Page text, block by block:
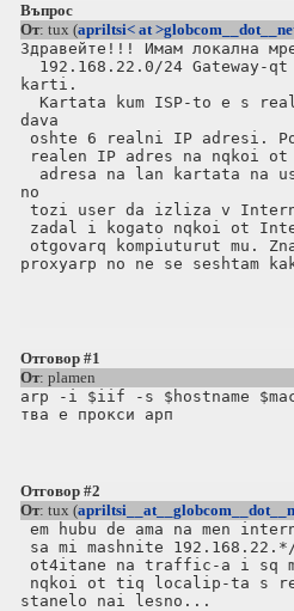
Въпрос
От: tux (apriltsi< at
Здравейте!!! Имам локална
192.168.22.0/24 Gateway-
karti.
Kartata kum ISP-to e s
dava
oshte 6 realni IP adresi. Po
realen IP adres na nqkoi
adresa na lan kartata na
no
tozi user da izliza v
zadal i kogato nqkoi ot
otgovarq kompiuturut mu.
proxyarp no ne se seshtam
Отговор #1
От: plamen
arp -i $iif -s $hostname
Отговор #2
От: tux (
em hubu de ama na men
sa mi mashnite
ot4itane na traffic-a i sq mi
nqkoi ot tiq localip-ta s
stanelo nai lesno...